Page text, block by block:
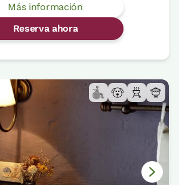
Más información
Reserva ahora